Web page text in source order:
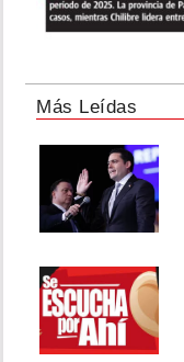
Más Leídas